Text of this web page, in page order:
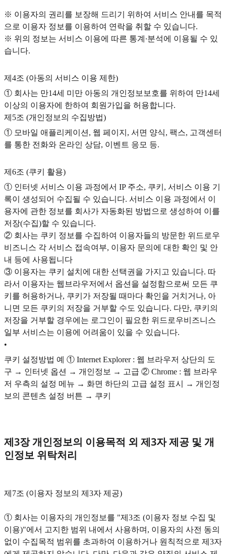
※ 이용자의 권리를 보장해 드리기 위하여 서비스 안내를 목적
으로 이용자 정보를 이용하여 연락을 취할 수 있습니다.
※ 위의 정보는 서비스 이용에 따른 통계∙분석에 이용될 수 있
습니다.
제4조 (아동의 서비스 이용 제한)
① 회사는 만14세 미만 아동의 개인정보보호를 위하여 만14세
이상의 이용자에 한하여 회원가입을 허용합니다.
제5조 (개인정보의 수집방법)
① 모바일 애플리케이션, 웹 페이지, 서면 양식, 팩스, 고객센터
를 통한 전화와 온라인 상담, 이벤트 응모 등.
제6조 (쿠키 활용)
① 인터넷 서비스 이용 과정에서 IP 주소, 쿠키, 서비스 이용 기
록이 생성되어 수집될 수 있습니다. 서비스 이용 과정에서 이
용자에 관한 정보를 회사가 자동화된 방법으로 생성하여 이를
저장(수집)할 수 있습니다.
② 회사는 쿠키 정보를 수집하여 이용자들의 방문한 위드로우
비즈니스 각 서비스 접속여부, 이용자 문의에 대한 확인 및 안
내 등에 사용됩니다
③ 이용자는 쿠키 설치에 대한 선택권을 가지고 있습니다. 따
라서 이용자는 웹브라우저에서 옵션을 설정함으로써 모든 쿠
키를 허용하거나, 쿠키가 저장될 때마다 확인을 거치거나, 아
니면 모든 쿠키의 저장을 거부할 수도 있습니다. 다만, 쿠키의
저장을 거부할 경우에는 로그인이 필요한 위드로우비즈니스
일부 서비스는 이용에 어려움이 있을 수 있습니다.
•
쿠키 설정방법 예 ① Internet Explorer : 웹 브라우저 상단의 도
구 → 인터넷 옵션 → 개인정보 → 고급 ② Chrome : 웹 브라우
저 우측의 설정 메뉴 → 화면 하단의 고급 설정 표시 → 개인정
보의 콘텐츠 설정 버튼 → 쿠키
제3장 개인정보의 이용목적 외 제3자 제공 및 개
인정보 위탁처리
제7조 (이용자 정보의 제3자 제공)
① 회사는 이용자의 개인정보를 "제3조 (이용자 정보 수집 및
이용)"에서 고지한 범위 내에서 사용하며, 이용자의 사전 동의
없이 수집목적 범위를 초과하여 이용하거나 원칙적으로 제3자